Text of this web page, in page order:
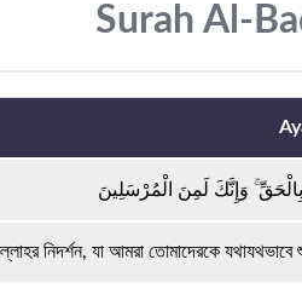
Surah Al-
بِالْحَقِّ ۚ وَإِنَّكَ لَمِنَ الْمُرْسَلِينَ
নিদর্শন, যা আমরা তোমাদেরকে